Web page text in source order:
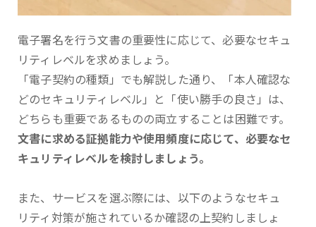
電子署名を行う文書の重要性に応じて、必要なセキュ
リティレベルを求めましょう。
「電子契約の種類」でも解説した通り、「本人確認な
どのセキュリティレベル」と「使い勝手の良さ」は、
どちらも重要であるものの両立することは困難です。
文書に求める証拠能力や使用頻度に応じて、必要なセ
キュリティレベルを検討しましょう。
また、サービスを選ぶ際には、以下のようなセキュ
リティ対策が施されているか確認の上契約しましょ